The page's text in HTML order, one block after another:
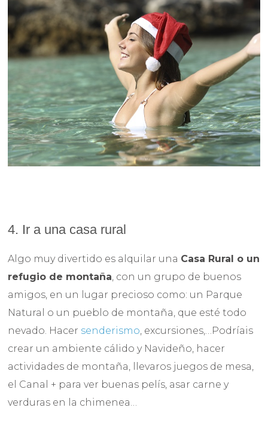
4. Ir a una casa rural
Algo muy divertido es alquilar una Casa Rural o un
refugio de montaña, con un grupo de buenos
amigos, en un lugar precioso como: un Parque
Natural o un pueblo de montaña, que esté todo
nevado. Hacer senderismo, excursiones,…Podríais
crear un ambiente cálido y Navideño, hacer
actividades de montaña, llevaros juegos de mesa,
el Canal + para ver buenas pelís, asar carne y
verduras en la chimenea…